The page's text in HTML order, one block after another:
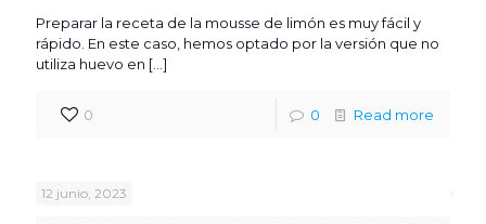
Preparar la receta de la mousse de limón es muy fácil y
rápido. En este caso, hemos optado por la versión que no
utiliza huevo en […]
0 0 Read more
12 junio, 2023